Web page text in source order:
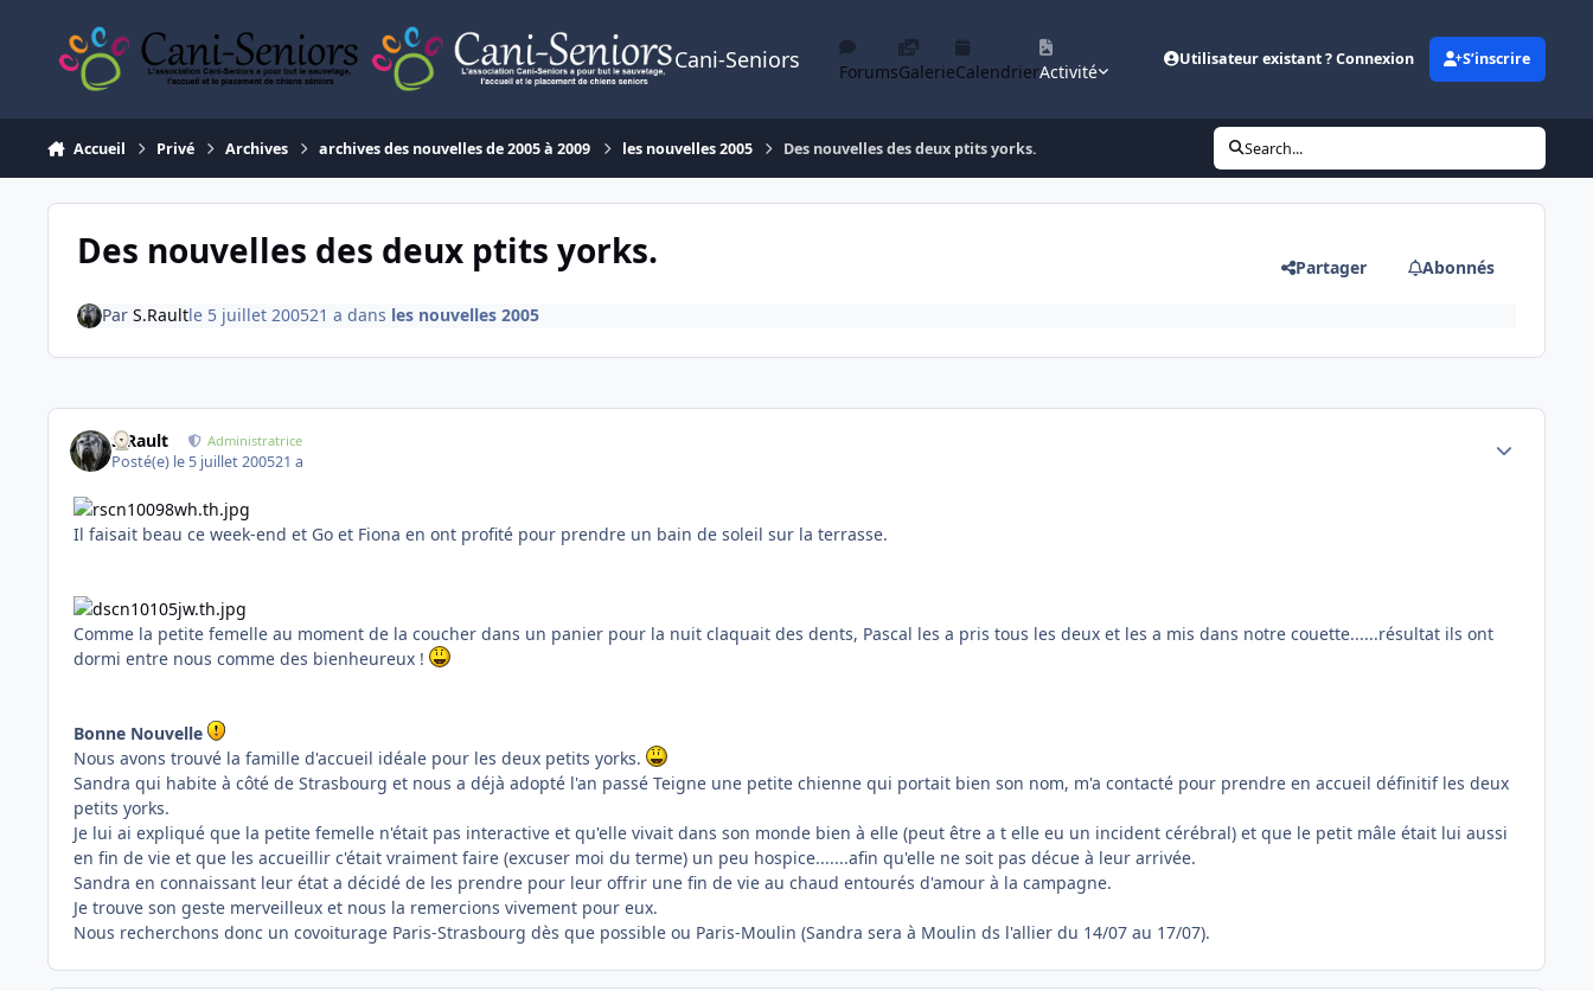
Cani-Seniors ForumsGalerieCalendrierActivité
Utilisateur existant ? Connexion S’inscrire
Accueil Privé Archives archives des nouvelles de 2005 à 2009 les nouvelles 2005 Des nouvelles des deux ptits yorks. Search...
Des nouvelles des deux ptits yorks. Partager Abonnés
Par S.Raultle 5 juillet 200521 a dans les nouvelles 2005
S.Rault Administratrice
Posté(e) le 5 juillet 200521 a
Il faisait beau ce week-end et Go et Fiona en ont profité pour prendre un bain de soleil sur la terrasse.
Comme la petite femelle au moment de la coucher dans un panier pour la nuit claquait des dents, Pascal les a pris tous les deux et les a mis dans notre couette......résultat ils ont
dormi entre nous comme des bienheureux !
Bonne Nouvelle
Nous avons trouvé la famille d'accueil idéale pour les deux petits yorks.
Sandra qui habite à côté de Strasbourg et nous a déjà adopté l'an passé Teigne une petite chienne qui portait bien son nom, m'a contacté pour prendre en accueil définitif les deux
petits yorks.
Je lui ai expliqué que la petite femelle n'était pas interactive et qu'elle vivait dans son monde bien à elle (peut être a t elle eu un incident cérébral) et que le petit mâle était lui aussi
en fin de vie et que les accueillir c'était vraiment faire (excuser moi du terme) un peu hospice.......afin qu'elle ne soit pas décue à leur arrivée.
Sandra en connaissant leur état a décidé de les prendre pour leur offrir une fin de vie au chaud entourés d'amour à la campagne.
Je trouve son geste merveilleux et nous la remercions vivement pour eux.
Nous recherchons donc un covoiturage Paris-Strasbourg dès que possible ou Paris-Moulin (Sandra sera à Moulin ds l'allier du 14/07 au 17/07).